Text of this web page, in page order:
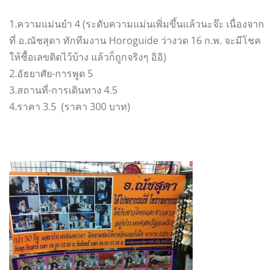
1.ความแม่นยำ 4 (ระดับความแม่นเพิ่มขึ้นแล้วนะจ๊ะ เนื่องจาก
ที่ อ.ณัชสุดา ทักทีมงาน Horoguide ว่างวด 16 ก.พ. จะมีโชค
ให้ซื้อเลขติดไว้บ้าง แล้วก็ถูกจริงๆ อิอิ)
2.อัธยาศัย-การพูด 5
3.สถานที่-การเดินทาง 4.5
4.ราคา 3.5 (ราคา 300 บาท)